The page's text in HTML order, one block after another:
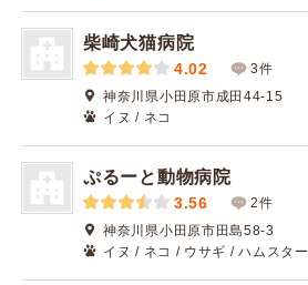
柴崎犬猫病院
4.02
3件
神奈川県小田原市成田44-15
イヌ / ネコ
ぷるーと動物病院
3.56
2件
神奈川県小田原市田島58-3
イヌ / ネコ / ウサギ / ハムスター